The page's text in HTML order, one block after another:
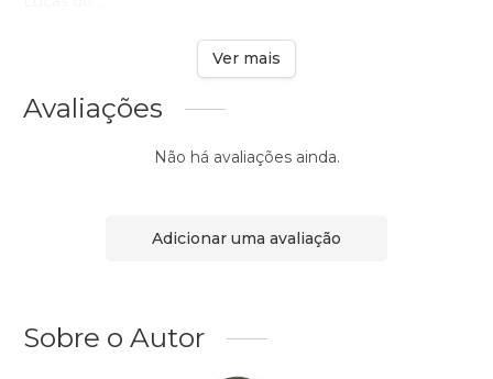
Ver mais
Avaliações
Não há avaliações ainda.
Adicionar uma avaliação
Sobre o Autor